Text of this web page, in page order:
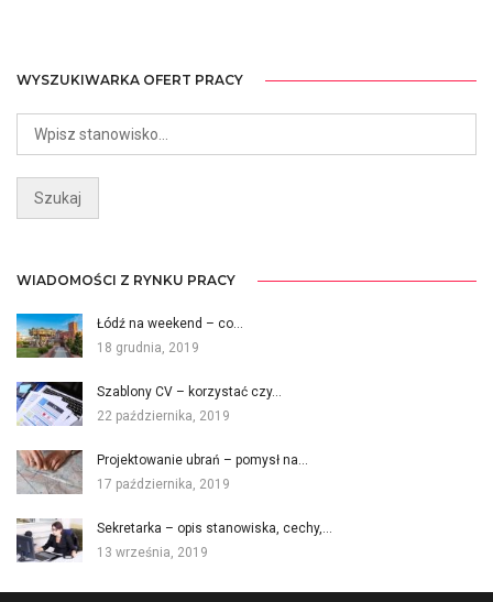
WYSZUKIWARKA OFERT PRACY
WIADOMOŚCI Z RYNKU PRACY
Łódź na weekend – co…
18 grudnia, 2019
Szablony CV – korzystać czy…
22 października, 2019
Projektowanie ubrań – pomysł na…
17 października, 2019
Sekretarka – opis stanowiska, cechy,…
13 września, 2019